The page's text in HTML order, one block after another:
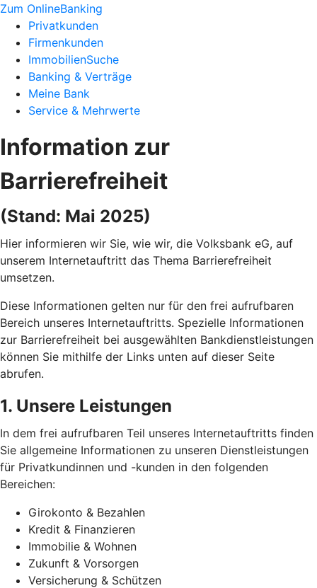
Zum OnlineBanking
Privatkunden
Firmenkunden
ImmobilienSuche
Banking & Verträge
Meine Bank
Service & Mehrwerte
Information zur
Barrierefreiheit
(Stand: Mai 2025)
Hier informieren wir Sie, wie wir, die Volksbank eG, auf
unserem Internetauftritt das Thema Barrierefreiheit
umsetzen.
Diese Informationen gelten nur für den frei aufrufbaren
Bereich unseres Internetauftritts. Spezielle Informationen
zur Barrierefreiheit bei ausgewählten Bankdienstleistungen
können Sie mithilfe der Links unten auf dieser Seite
abrufen.
1. Unsere Leistungen
In dem frei aufrufbaren Teil unseres Internetauftritts finden
Sie allgemeine Informationen zu unseren Dienstleistungen
für Privatkundinnen und -kunden in den folgenden
Bereichen:
Girokonto & Bezahlen
Kredit & Finanzieren
Immobilie & Wohnen
Zukunft & Vorsorgen
Versicherung & Schützen